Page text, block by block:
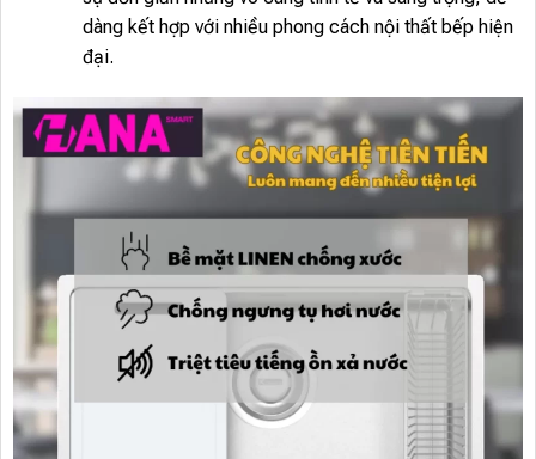
dàng kết hợp với nhiều phong cách nội thất bếp hiện
đại.